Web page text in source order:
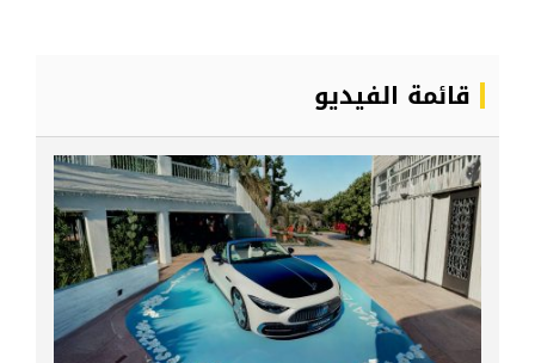
قائمة الفيديو